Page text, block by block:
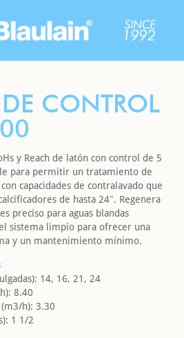
CONTROL
y Reach de latón con control de 5
para permitir un tratamiento de
capacidades de contralavado que
de hasta 24″. Regenera
preciso para aguas blandas
sistema limpio para ofrecer una
y un mantenimiento mínimo.
14, 16, 21, 24
8.40
h): 3.30
1 1/2